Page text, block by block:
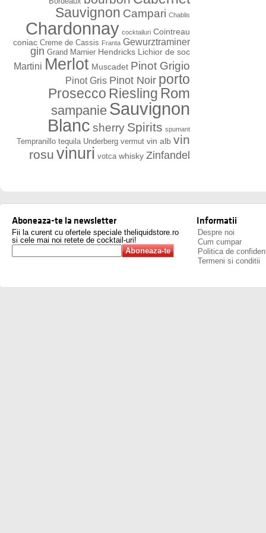
Sauvignon Campari Chablis
Chardonnay cocktailuri Cointreau
coniac Creme de Cassis Franta Gewurztraminer
gin Grand Marnier Hendricks Lichior de soc
Martini Merlot Muscadet Pinot Grigio
Pinot Gris Pinot Noir porto
Prosecco Riesling Rom
sampanie Sauvignon
Blanc sherry Spirits spumant
Tempranillo tequila Underberg vermut vin alb vin
rosu vinuri votca whisky Zinfandel
Aboneaza-te la newsletter
Fii la curent cu ofertele speciale theliquidstore.ro
si cele mai noi retete de cocktail-uri!
Informatii
Despre noi
Cum cumpar
Politica de
Termeni si conditii